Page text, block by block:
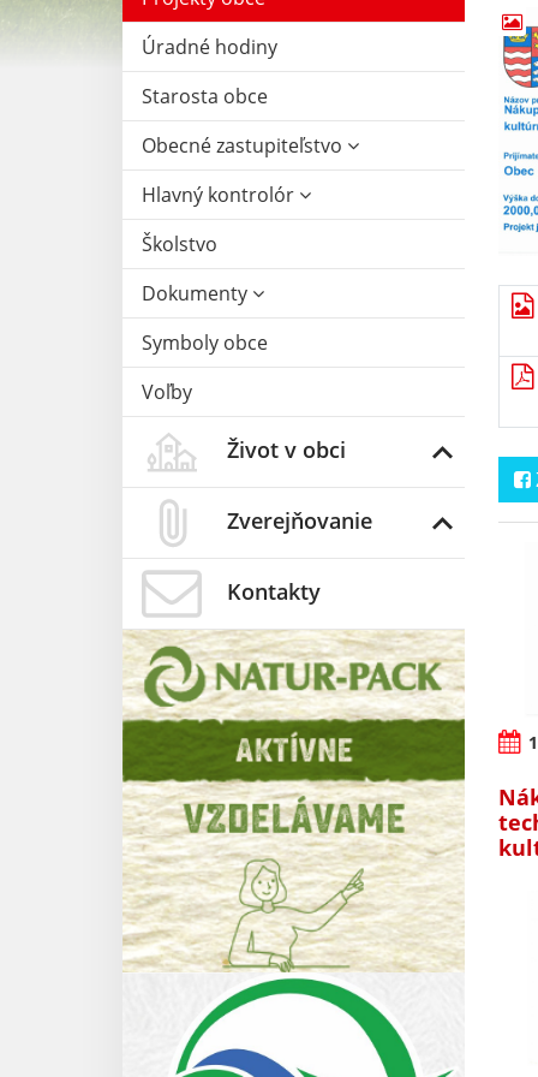
Úradné hodiny
Starosta obce
Obecné zastupiteľstvo
Hlavný kontrolór
Školstvo
Dokumenty
Symboly obce
Voľby
Život v obci
Zverejňovanie
Kontakty